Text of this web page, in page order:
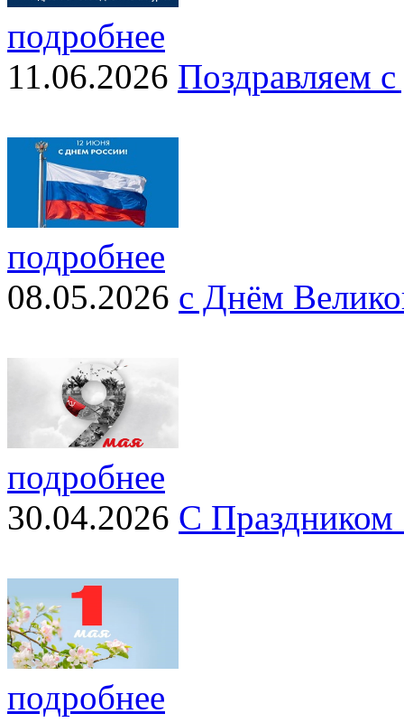
подробнее
11.06.2026 Поздравляем
подробнее
08.05.2026 с Днём
подробнее
30.04.2026 С
подробнее